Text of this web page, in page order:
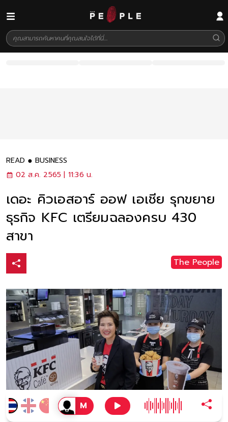
READ
BUSINESS
02 ส.ค. 2565 | 11:36 น.
เดอะ คิวเอสอาร์ ออฟ เอเชีย รุกขยาย
ธุรกิจ KFC เตรียมฉลองครบ 430
สาขา
The People